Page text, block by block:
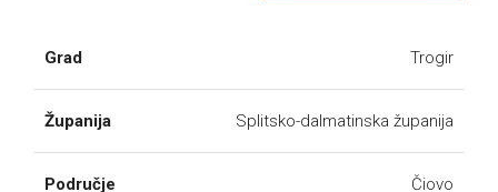
Grad Trogir
Županija Splitsko-dalmatinska županija
Područje Čiovo